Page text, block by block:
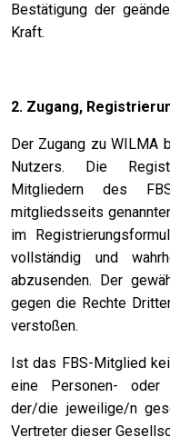
Bestätigung der
Kraft.
2. Zugang,
Der Zugang zu WILMA
Nutzers. Die
Mitgliedern des
mitgliedsseits
im
vollständig und
abzusenden. Der
gegen die Rechte
verstoßen.
Ist das FBS-Mitglied
eine Personen- oder
der/die jeweilige/n
Vertreter dieser